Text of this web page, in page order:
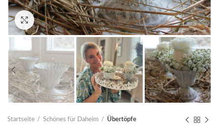
Click to enlarge
Startseite Schönes für Daheim Übertöpfe